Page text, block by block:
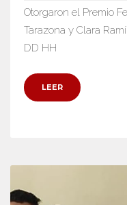
Otorgaron el Premio
Tarazona y Clara
DD HH
LEER